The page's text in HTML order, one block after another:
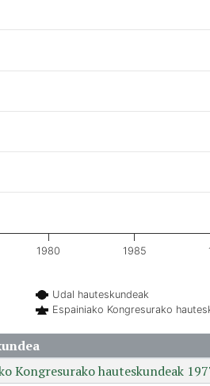
Udal hauteskundeak
Espainiako Kongresurako
1980 1985
Kongresurako hauteskundeak